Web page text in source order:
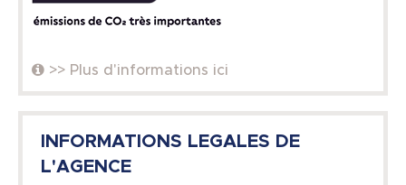
>> Plus d'informations ici
INFORMATIONS LEGALES DE
L'AGENCE